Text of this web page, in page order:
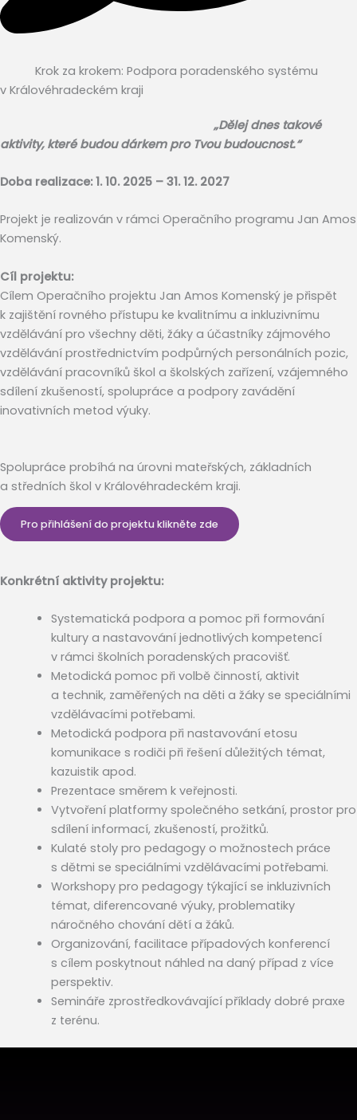
Krok za krokem: Podpora poradenského systému
v Královéhradeckém kraji
„Dělej dnes takové
aktivity, které budou dárkem pro Tvou budoucnost.“
Doba realizace: 1. 10. 2025 – 31. 12. 2027
Projekt je realizován v rámci Operačního programu Jan Amos
Komenský.
Cíl projektu:
Cílem Operačního projektu Jan Amos Komenský je přispět
k zajištění rovného přístupu ke kvalitnímu a inkluzivnímu
vzdělávání pro všechny děti, žáky a účastníky zájmového
vzdělávání prostřednictvím podpůrných personálních pozic,
vzdělávání pracovníků škol a školských zařízení, vzájemného
sdílení zkušeností, spolupráce a podpory zavádění
inovativních metod výuky.
Spolupráce probíhá na úrovni mateřských, základních
a středních škol v Královéhradeckém kraji.
Pro přihlášení do projektu klikněte zde
Konkrétní aktivity projektu:
Systematická podpora a pomoc při formování
kultury a nastavování jednotlivých kompetencí
v rámci školních poradenských pracovišť.
Metodická pomoc při volbě činností, aktivit
a technik, zaměřených na děti a žáky se speciálními
vzdělávacími potřebami.
Metodická podpora při nastavování etosu
komunikace s rodiči při řešení důležitých témat,
kazuistik apod.
Prezentace směrem k veřejnosti.
Vytvoření platformy společného setkání, prostor pro
sdílení informací, zkušeností, prožitků.
Kulaté stoly pro pedagogy o možnostech práce
s dětmi se speciálními vzdělávacími potřebami.
Workshopy pro pedagogy týkající se inkluzivních
témat, diferencované výuky, problematiky
náročného chování dětí a žáků.
Organizování, facilitace případových konferencí
s cílem poskytnout náhled na daný případ z více
perspektiv.
Semináře zprostředkovávající příklady dobré praxe
z terénu.